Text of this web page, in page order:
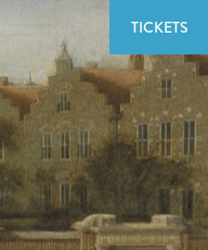
TICKETS